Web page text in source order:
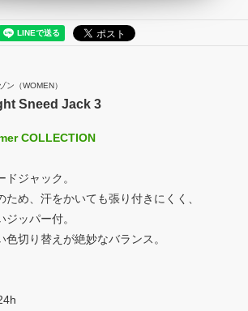
ン（WOMEN）
Sneed Jack 3
COLLECTION
ジャック。
ため、汗をかいても張り付きにくく、
ッパー付。
切り替えが絶妙なバランス。